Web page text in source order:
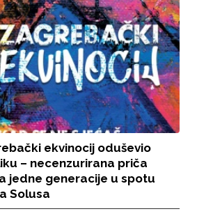
ekvinocij oduševio
– necenzurirana priča
jedne generacije u spotu
Solusa